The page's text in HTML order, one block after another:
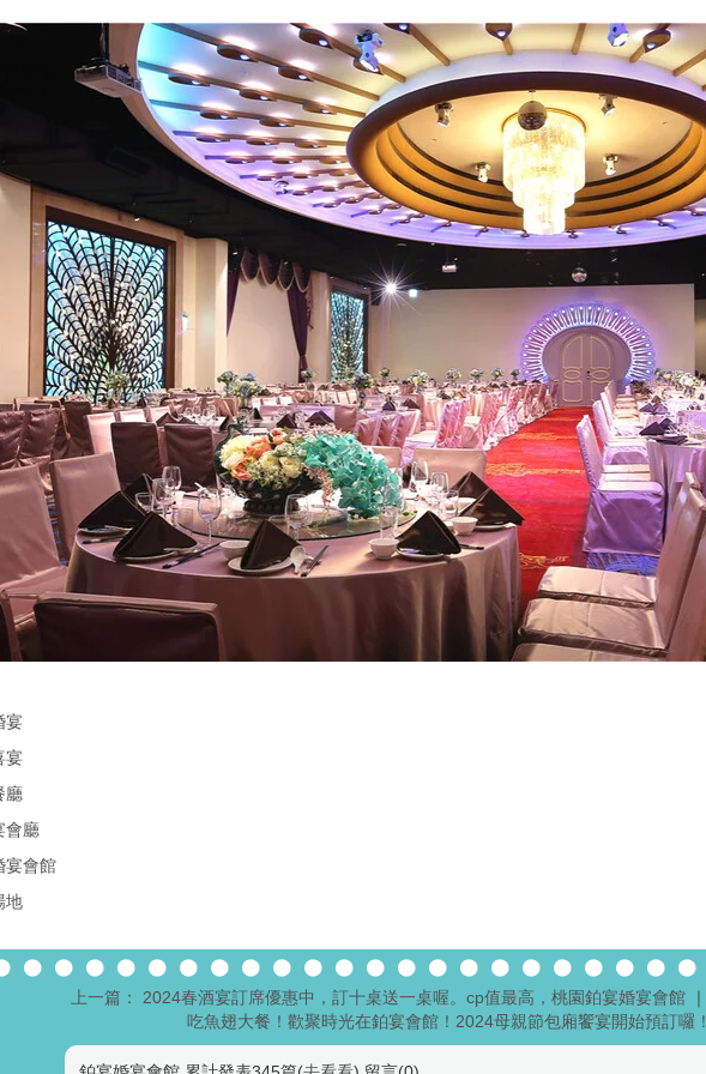
宴
宴
廳
會廳
宴會館
地
上一篇： 2024春酒宴訂席優惠中，訂十桌送一桌喔。cp值最高，桃園鉑宴婚宴會館 ｜
吃魚翅大餐！歡聚時光在鉑宴會館！2024母親節包廂饗宴開始預訂囉！